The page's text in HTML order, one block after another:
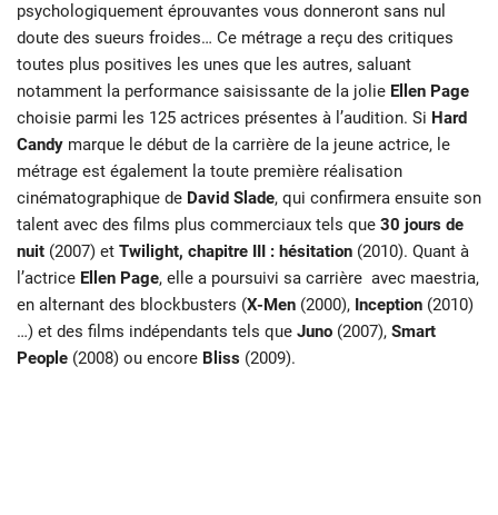
psychologiquement éprouvantes vous donneront sans nul
doute des sueurs froides… Ce métrage a reçu des critiques
toutes plus positives les unes que les autres, saluant
notamment la performance saisissante de la jolie Ellen Page
choisie parmi les 125 actrices présentes à l’audition. Si Hard
Candy marque le début de la carrière de la jeune actrice, le
métrage est également la toute première réalisation
cinématographique de David Slade, qui confirmera ensuite son
talent avec des films plus commerciaux tels que 30 jours de
nuit (2007) et Twilight, chapitre III : hésitation (2010). Quant à
l’actrice Ellen Page, elle a poursuivi sa carrière avec maestria,
en alternant des blockbusters (X-Men (2000), Inception (2010)
…) et des films indépendants tels que Juno (2007), Smart
People (2008) ou encore Bliss (2009).